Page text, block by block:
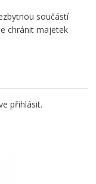
součástí
chránit majetek
přihlásit.